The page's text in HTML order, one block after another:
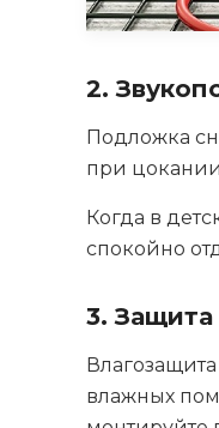
2.
Подложка
при
Когда в
спокойно
3. Защита
влажных